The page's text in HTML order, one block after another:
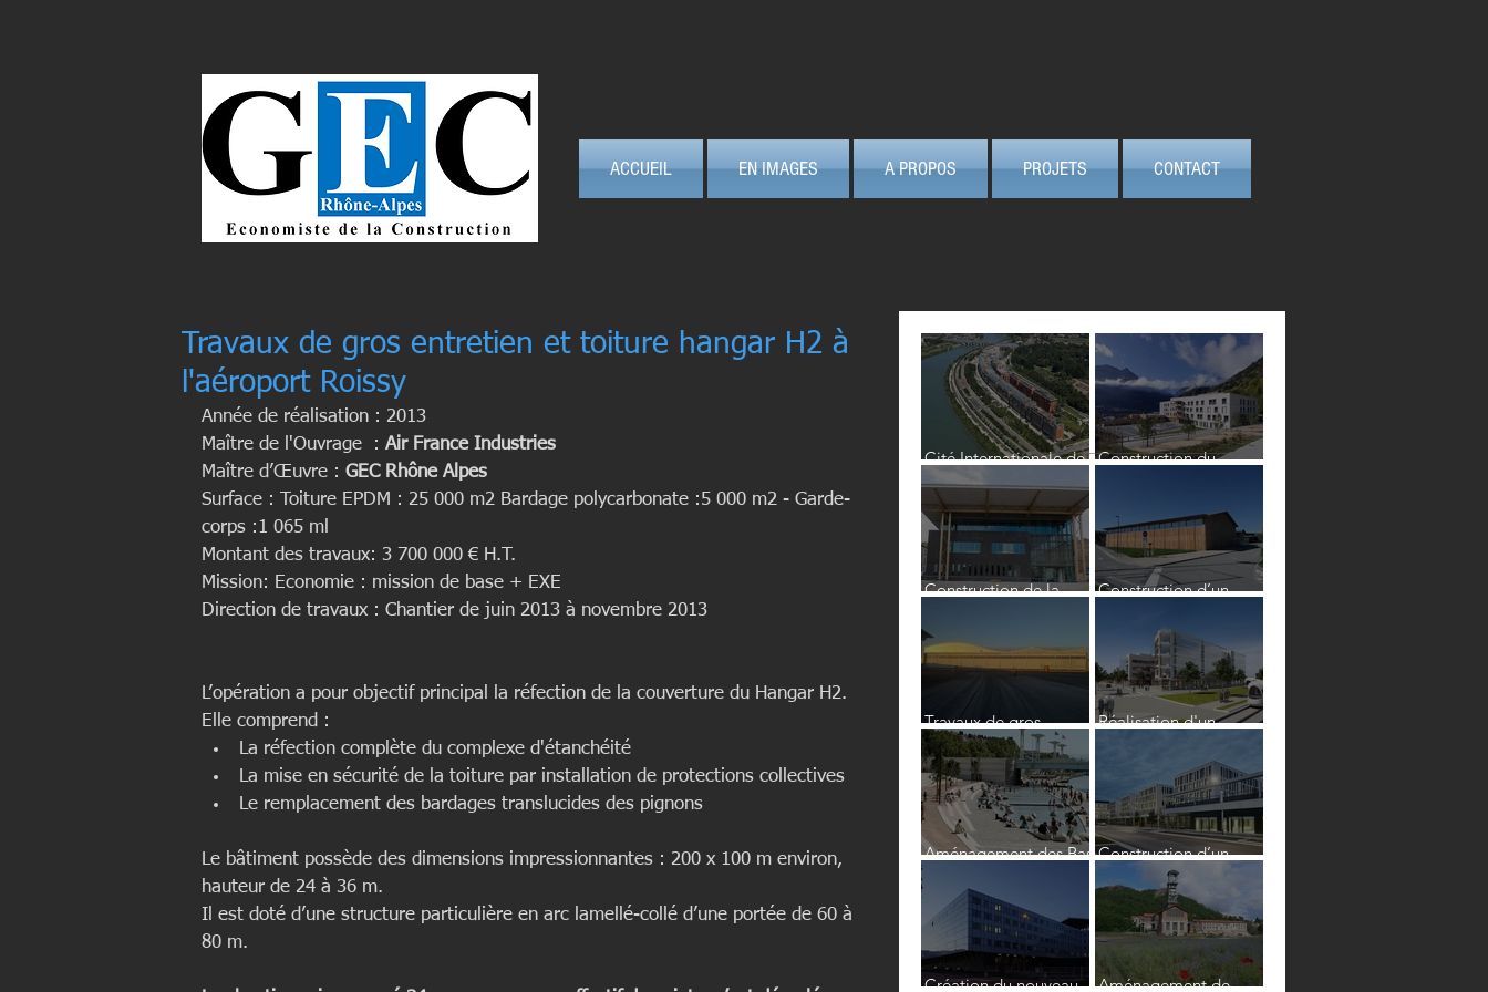
ACCUEIL EN IMAGES A PROPOS PROJETS CONTACT
Travaux de gros entretien et toiture hangar H2 à
l'aéroport Roissy
Année de réalisation : 2013
Maître de l'Ouvrage  : Air France Industries
Maître d’Œuvre : GEC Rhône Alpes
Surface : Toiture EPDM : 25 000 m2 Bardage polycarbonate :5 000 m2 - Garde-
corps :1 065 ml
Montant des travaux: 3 700 000 € H.T.
Mission: Economie : mission de base + EXE
Direction de travaux : Chantier de juin 2013 à novembre 2013
L’opération a pour objectif principal la réfection de la couverture du Hangar H2.
Elle comprend :
La réfection complète du complexe d'étanchéité
La mise en sécurité de la toiture par installation de protections collectives
Le remplacement des bardages translucides des pignons
Le bâtiment possède des dimensions impressionnantes : 200 x 100 m environ,
hauteur de 24 à 36 m.
Il est doté d’une structure particulière en arc lamellé-collé d’une portée de 60 à
80 m.
Cité Internationale de
Lyon
Construction du
Construction de la
Construction d’un
relation avec le
collège de Chirens
Travaux de gros
entretien et toiture
hangar H2 à l'aéroport
Roissy
Réalisation d'un
et de locaux d'activités
"ADECCO"
Aménagement des Bas
Gauche
Construction d’un
ensemble immobilier
pour ALSTOM
Création du nouveau
Aménagement de